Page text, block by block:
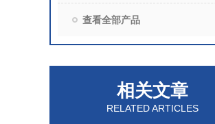
查看全部产品
相关文章
RELATED ARTICLES